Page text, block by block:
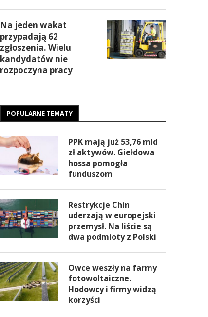
Na jeden wakat
przypadają 62
zgłoszenia. Wielu
kandydatów nie
rozpoczyna pracy
POPULARNE TEMATY
PPK mają już 53,76 mld
zł aktywów. Giełdowa
hossa pomogła
funduszom
Restrykcje Chin
uderzają w europejski
przemysł. Na liście są
dwa podmioty z Polski
Owce weszły na farmy
fotowoltaiczne.
Hodowcy i firmy widzą
korzyści